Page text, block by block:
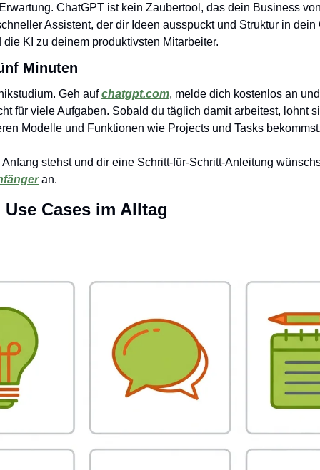
ChatGPT ist kein Zaubertool, das dein Business
Assistent, der dir Ideen ausspuckt und Struktur in
KI zu deinem produktivsten Mitarbeiter.
Minuten
Geh auf chatgpt.com, melde dich kostenlos an
für viele Aufgaben. Sobald du täglich damit arbeitest, lohnt
Modelle und Funktionen wie Projects und Tasks
stehst und dir eine Schritt-für-Schritt-Anleitung
an.
Cases im Alltag